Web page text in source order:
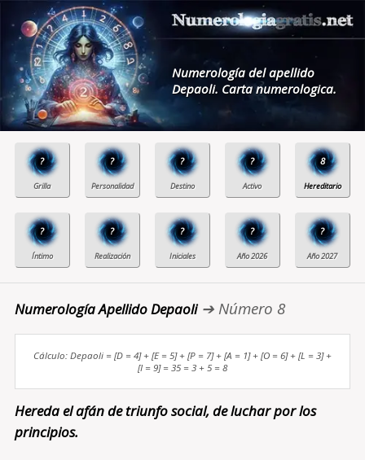
Numerología del apellido
Depaoli. Carta numerologica.
? ? ? ? 8
? ? ? ? ?
Numerología Apellido Depaoli➔ Número 8
Cálculo: Depaoli = [D = 4] + [E = 5] + [P = 7] + [A = 1] + [O = 6] + [L = 3] +
[I = 9] = 35 = 3 + 5 = 8
Hereda el afán de triunfo social, de luchar por los
principios.